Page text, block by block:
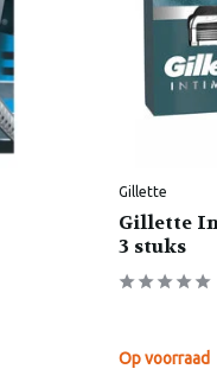
Gillette
Gillette
3 stuks
Op voorraad